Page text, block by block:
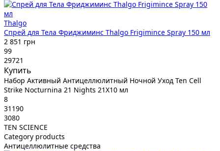
Thalgo
Спрей для Тела Фриджиминс Thalgo Frigimince Spray 150 мл
2 851 грн
99
29721
Купить
Набор Активный Антицеллюлитный Ночной Уход Ten Cell
Strike Nocturnina 21 Nights 21X10 мл
8
31190
3080
TEN SCIENCE
Category products
Антицеллюлитные средства